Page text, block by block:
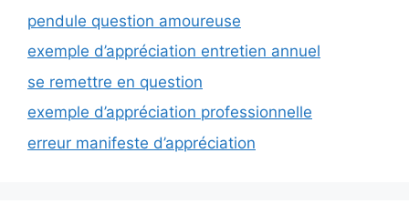
pendule question amoureuse
exemple d’appréciation entretien annuel
se remettre en question
exemple d’appréciation professionnelle
erreur manifeste d’appréciation